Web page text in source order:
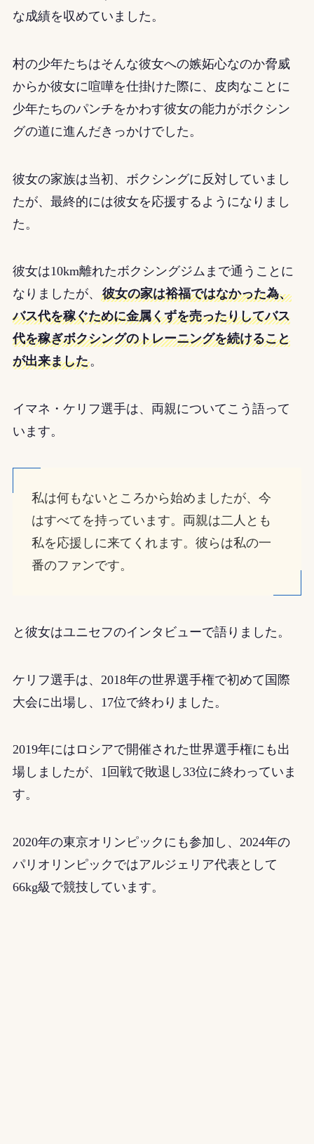
な成績を収めていました。
村の少年たちはそんな彼女への嫉妬心なのか脅威
からか彼女に喧嘩を仕掛けた際に、皮肉なことに
少年たちのパンチをかわす彼女の能力がボクシン
グの道に進んだきっかけでした。
彼女の家族は当初、ボクシングに反対していまし
たが、最終的には彼女を応援するようになりまし
た。
彼女は10km離れたボクシングジムまで通うことに
なりましたが、 彼女の家は裕福ではなかった為、
バス代を稼ぐために金属くずを売ったりしてバス
代を稼ぎボクシングのトレーニングを続けること
が出来ました。
イマネ・ケリフ選手は、両親についてこう語って
います。
私は何もないところから始めましたが、今
はすべてを持っています。両親は二人とも
私を応援しに来てくれます。彼らは私の一
番のファンです。
と彼女はユニセフのインタビューで語りました。
ケリフ選手は、2018年の世界選手権で初めて国際
大会に出場し、17位で終わりました。
2019年にはロシアで開催された世界選手権にも出
場しましたが、1回戦で敗退し33位に終わっていま
す。
2020年の東京オリンピックにも参加し、2024年の
パリオリンピックではアルジェリア代表として
66kg級で競技しています。